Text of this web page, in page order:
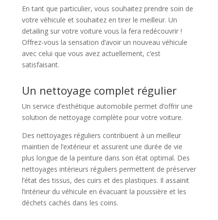
En tant que particulier, vous souhaitez prendre soin de
votre véhicule et souhaitez en tirer le meilleur. Un
detailing sur votre voiture vous la fera redécouvrir !
Offrez-vous la sensation d’avoir un nouveau véhicule
avec celui que vous avez actuellement, c’est
satisfaisant.
Un nettoyage complet régulier
Un service d’esthétique automobile permet d’offrir une
solution de nettoyage complète pour votre voiture.
Des nettoyages réguliers contribuent à un meilleur
maintien de l’extérieur et assurent une durée de vie
plus longue de la peinture dans son état optimal. Des
nettoyages intérieurs réguliers permettent de préserver
l’état des tissus, des cuirs et des plastiques. Il assainit
l’intérieur du véhicule en évacuant la poussière et les
déchets cachés dans les coins.